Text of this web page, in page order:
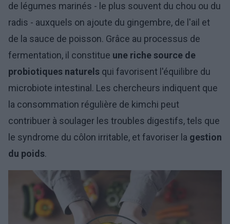
de légumes marinés - le plus souvent du chou ou du
radis - auxquels on ajoute du gingembre, de l'ail et
de la sauce de poisson. Grâce au processus de
fermentation, il constitue une riche source de
probiotiques naturels qui favorisent l'équilibre du
microbiote intestinal. Les chercheurs indiquent que
la consommation régulière de kimchi peut
contribuer à soulager les troubles digestifs, tels que
le syndrome du côlon irritable, et favoriser la gestion
du poids.